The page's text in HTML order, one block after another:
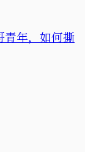
青年，如何撕